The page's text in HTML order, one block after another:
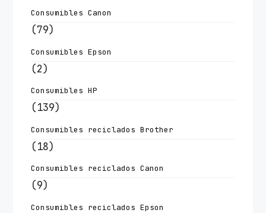
Consumibles Canon
(79)
Consumibles Epson
(2)
Consumibles HP
(139)
Consumibles reciclados Brother
(18)
Consumibles reciclados Canon
(9)
Consumibles reciclados Epson